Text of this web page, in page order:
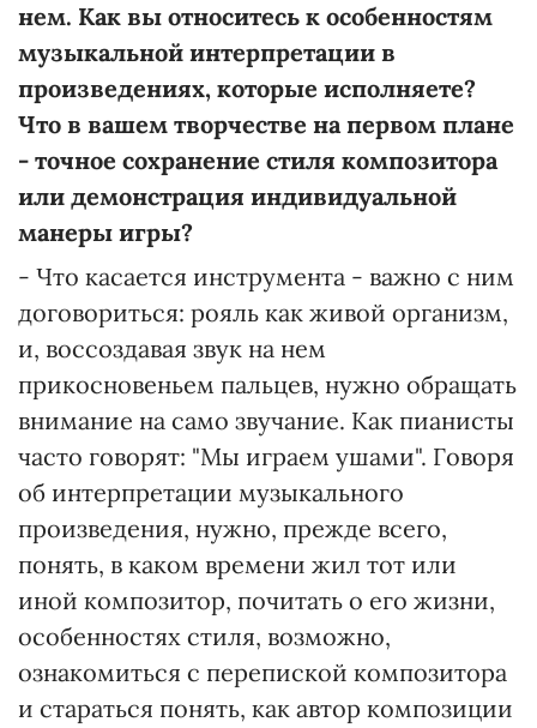
нем. Как вы относитесь к особенностям
музыкальной интерпретации в
произведениях, которые исполняете?
Что в вашем творчестве на первом плане
- точное сохранение стиля композитора
или демонстрация индивидуальной
манеры игры?
- Что касается инструмента - важно с ним
договориться: рояль как живой организм,
и, воссоздавая звук на нем
прикосновеньем пальцев, нужно обращать
внимание на само звучание. Как пианисты
часто говорят: "Мы играем ушами". Говоря
об интерпретации музыкального
произведения, нужно, прежде всего,
понять, в каком времени жил тот или
иной композитор, почитать о его жизни,
особенностях стиля, возможно,
ознакомиться с перепиской композитора
и стараться понять, как автор композиции